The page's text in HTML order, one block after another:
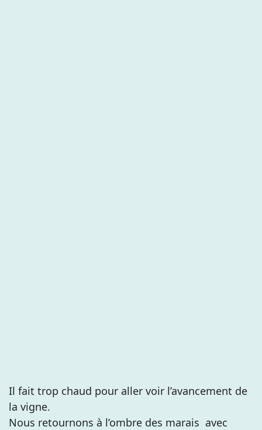
Il fait trop chaud pour aller voir l’avancement de
la vigne.
Nous retournons à l’ombre des marais avec